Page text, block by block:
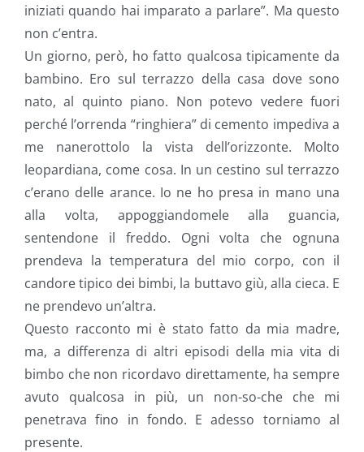
iniziati quando hai imparato a parlare”. Ma questo
non c’entra.
Un giorno, però, ho fatto qualcosa tipicamente da
bambino. Ero sul terrazzo della casa dove sono
nato, al quinto piano. Non potevo vedere fuori
perché l’orrenda “ringhiera” di cemento impediva a
me nanerottolo la vista dell’orizzonte. Molto
leopardiana, come cosa. In un cestino sul terrazzo
c’erano delle arance. Io ne ho presa in mano una
alla volta, appoggiandomele alla guancia,
sentendone il freddo. Ogni volta che ognuna
prendeva la temperatura del mio corpo, con il
candore tipico dei bimbi, la buttavo giù, alla cieca. E
ne prendevo un’altra.
Questo racconto mi è stato fatto da mia madre,
ma, a differenza di altri episodi della mia vita di
bimbo che non ricordavo direttamente, ha sempre
avuto qualcosa in più, un non-so-che che mi
penetrava fino in fondo. E adesso torniamo al
presente.